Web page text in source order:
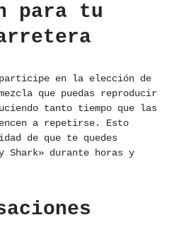
para tu
en la elección de
que puedas reproducir
tanto tiempo que las
a repetirse. Esto
de que te quedes
Shark» durante horas y